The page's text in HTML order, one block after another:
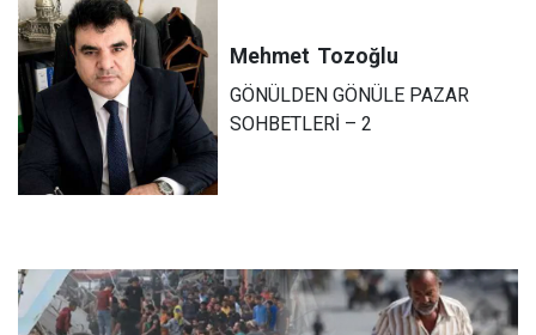
Mehmet Tozoğlu
GÖNÜLDEN GÖNÜLE PAZAR
SOHBETLERİ – 2